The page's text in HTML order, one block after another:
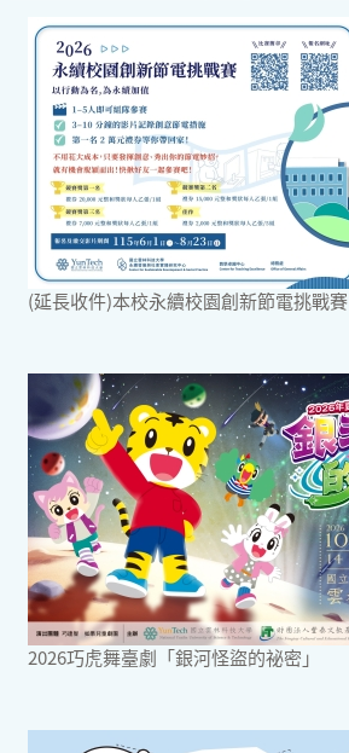
(延長收件)本校永續校園創新節電挑戰賽
2026巧虎舞臺劇「銀河怪盜的祕密」